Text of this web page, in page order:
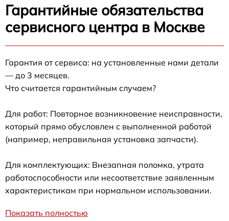
Гарантийные обязательства
сервисного центра в Москве
Гарантия от сервиса: на установленные нами детали
— до 3 месяцев.
Что считается гарантийным случаем?
Для работ: Повторное возникновение неисправности,
который прямо обусловлен с выполненной работой
(например, неправильная установка запчасти).
Для комплектующих: Внезапная поломка, утрата
работоспособности или несоответствие заявленным
характеристикам при нормальном использовании.
Показать полностью